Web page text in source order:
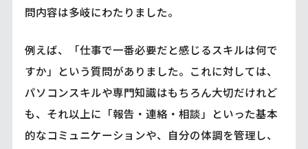
問内容は多岐にわたりました。
例えば、「仕事で一番必要だと感じるスキルは何で
すか」という質問がありました。これに対しては、
パソコンスキルや専門知識はもちろん大切だけれど
も、それ以上に「報告・連絡・相談」といった基本
的なコミュニケーションや、自分の体調を管理し、